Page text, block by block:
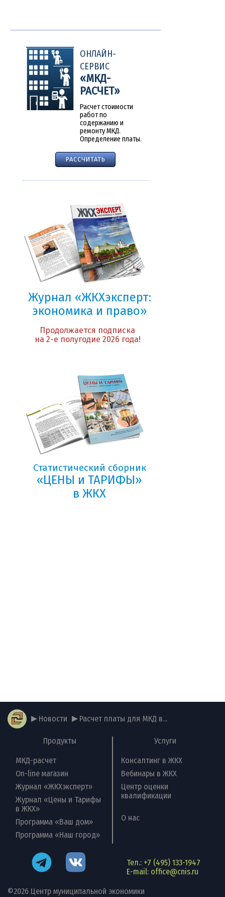
новости
ОНЛАЙН-
СЕРВИС
«МКД-
РАСЧЕТ»
Расчет стоимости
работ по
содержанию и
ремонту МКД.
Определение платы.
РАССЧИТАТЬ
Журнал «ЖКХэксперт:
экономика и право»
Продолжается подписка
на 2-е полугодие 2026 года!
Статистический сборник
«ЦЕНЫ и ТАРИФЫ»
в ЖКХ
Новости Расчет платы для МКД в...
Продукты
МКД-расчет
On-line магазин
Журнал «ЖКХэксперт»
Журнал «Цены и Тарифы
в ЖКХ»
Программа «Ваш дом»
Программа «Наш город»
Услуги
Консалтинг в ЖКХ
Вебинары в ЖКХ
Центр оценки
квалификации
О нас
контакты
Тел.: +7 (495) 133-1947
E-mail: office@cnis.ru
©2026 Центр муниципальной экономики